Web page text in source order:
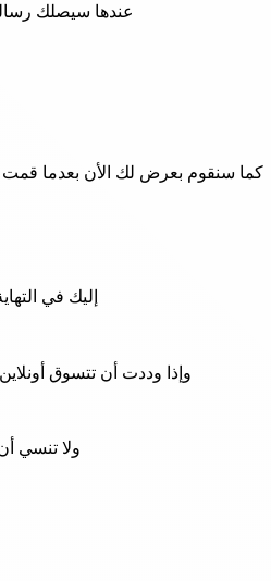
عندها سيصلك
كما سنقوم بعرض لك الأن بعدما قمت
إليك في
وإذا وددت أن تتسوق
ولا تنسي